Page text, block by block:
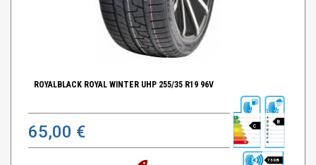
ROYALBLACK ROYAL WINTER UHP 255/35 R19 96V
65,00 € C
B
73 DB